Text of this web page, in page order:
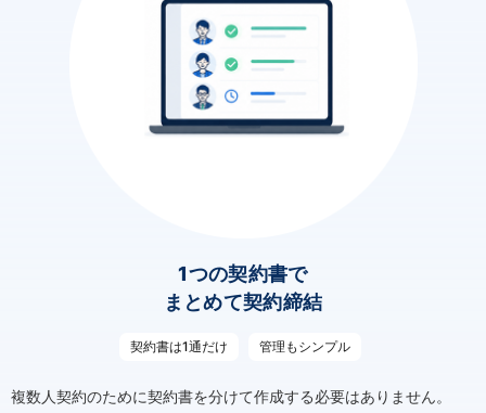
1つの契約書で
まとめて契約締結
契約書は1通だけ 管理もシンプル
複数人契約のために契約書を分けて作成する必要はありません。